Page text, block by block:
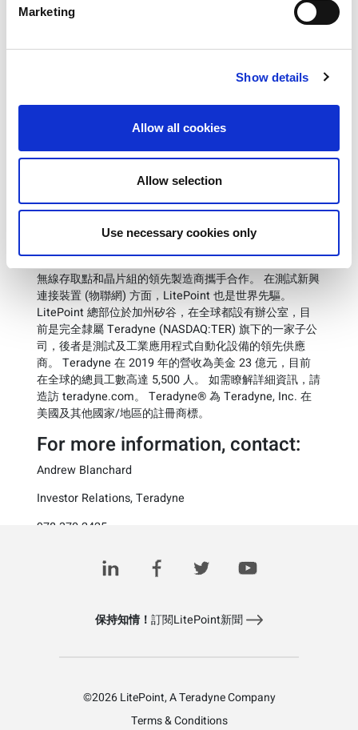
Marketing
Show details
Allow all cookies
Allow selection
Use necessary cookies only
隨著 OEM 廠商和行動網路業者對小型基地台的殷切期
盼，其需求正在迅速增長。 5G 小型基地台產品設計中所
如此表示， 「IQgig-5G 測試系統最近一次的更新，目的
5G 小型基地台的品質可滿足終端客戶的期望。」
試解決方案及服務，協助他們確保產品效能可以滿足當今
客戶的高標準要求。 LitePoint 是無線測試的創新先鋒，
無線存取點和晶片組的領先製造商攜手合作。 在測試新興
連接裝置 (物聯網) 方面，LitePoint 也是世界先驅。
LitePoint 總部位於加州矽谷，在全球都設有辦公室，目
前是完全隸屬 Teradyne (NASDAQ:TER) 旗下的一家子公
司，後者是測試及工業應用程式自動化設備的領先供應
商。 Teradyne 在 2019 年的營收為美金 23 億元，目前
在全球的總員工數高達 5,500 人。 如需瞭解詳細資訊，請
造訪 teradyne.com。 Teradyne® 為 Teradyne, Inc. 在
美國及其他國家/地區的註冊商標。
For more information, contact:
Andrew Blanchard
Investor Relations, Teradyne
978.370.2425
保持知情！ 訂閱LitePoint新聞
©2026 LitePoint, A Teradyne Company
Terms & Conditions